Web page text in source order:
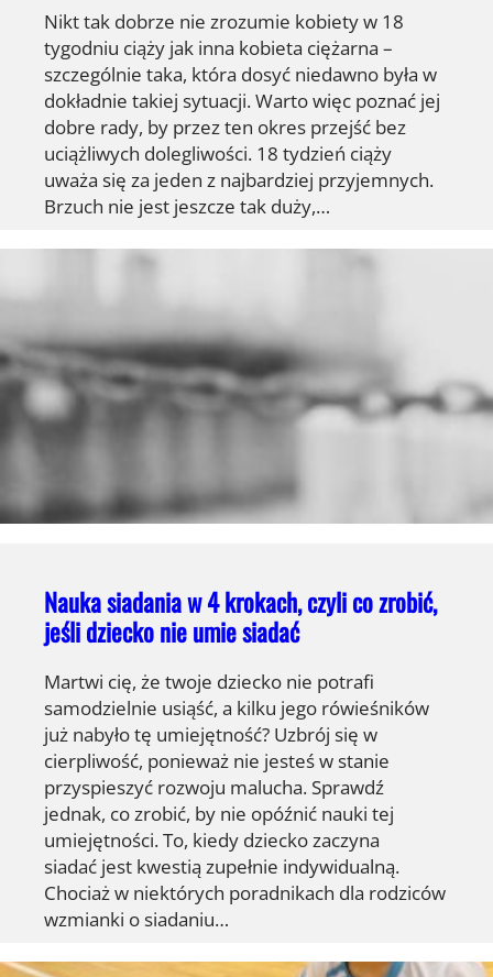
Nikt tak dobrze nie zrozumie kobiety w 18
tygodniu ciąży jak inna kobieta ciężarna –
szczególnie taka, która dosyć niedawno była w
dokładnie takiej sytuacji. Warto więc poznać jej
dobre rady, by przez ten okres przejść bez
uciążliwych dolegliwości. 18 tydzień ciąży
uważa się za jeden z najbardziej przyjemnych.
Brzuch nie jest jeszcze tak duży,…
Nauka siadania w 4 krokach, czyli co zrobić,
jeśli dziecko nie umie siadać
Martwi cię, że twoje dziecko nie potrafi
samodzielnie usiąść, a kilku jego rówieśników
już nabyło tę umiejętność? Uzbrój się w
cierpliwość, ponieważ nie jesteś w stanie
przyspieszyć rozwoju malucha. Sprawdź
jednak, co zrobić, by nie opóźnić nauki tej
umiejętności. To, kiedy dziecko zaczyna
siadać jest kwestią zupełnie indywidualną.
Chociaż w niektórych poradnikach dla rodziców
wzmianki o siadaniu…